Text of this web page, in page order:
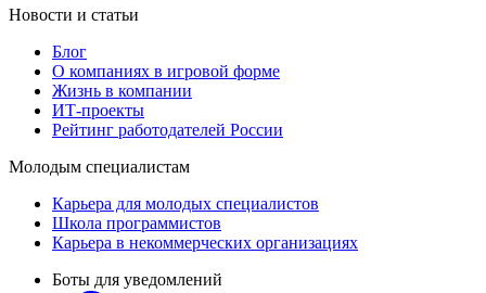
Новости и статьи
Блог
О компаниях в игровой форме
Жизнь в компании
ИТ-проекты
Рейтинг работодателей России
Молодым специалистам
Карьера для молодых специалистов
Школа программистов
Карьера в некоммерческих организациях
Боты для уведомлений